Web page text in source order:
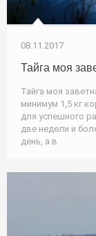
08.11.2017
Тайга моя
Тайга моя
минимум 1,5 кг
для успешного
две недели и
день, а в